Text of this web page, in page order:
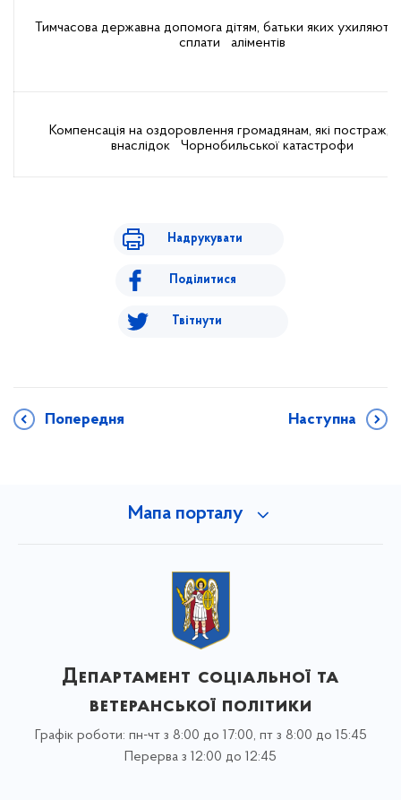
Тимчасова державна допомога дітям, батьки яких
сплати аліментів
Компенсація на оздоровлення громадянам, які
внаслідок Чорнобильської катастрофи
Надрукувати
Поділитися
Твітнути
Попередня Наступна
Мапа порталу
Департамент соціальної та
ветеранської політики
Графік роботи: пн-чт з 8:00 до 17:00, пт з 8:00 до 15:45
Перерва з 12:00 до 12:45